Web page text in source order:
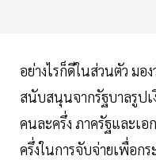
อย่างไรก็ดีในส่วนตัว มอ
สนับสนุนจากรัฐบาลรูปเ
คนละครึ่ง ภาครัฐและเ
ครึ่งในการจับจ่ายเพื่อก